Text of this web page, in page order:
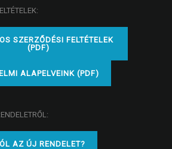
SZERZŐDÉSI FELTÉTELEK
(PDF)
ALAPELVEINK (PDF)
AZ ÚJ RENDELET?